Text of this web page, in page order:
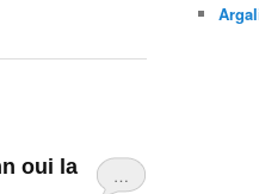
…
oui la